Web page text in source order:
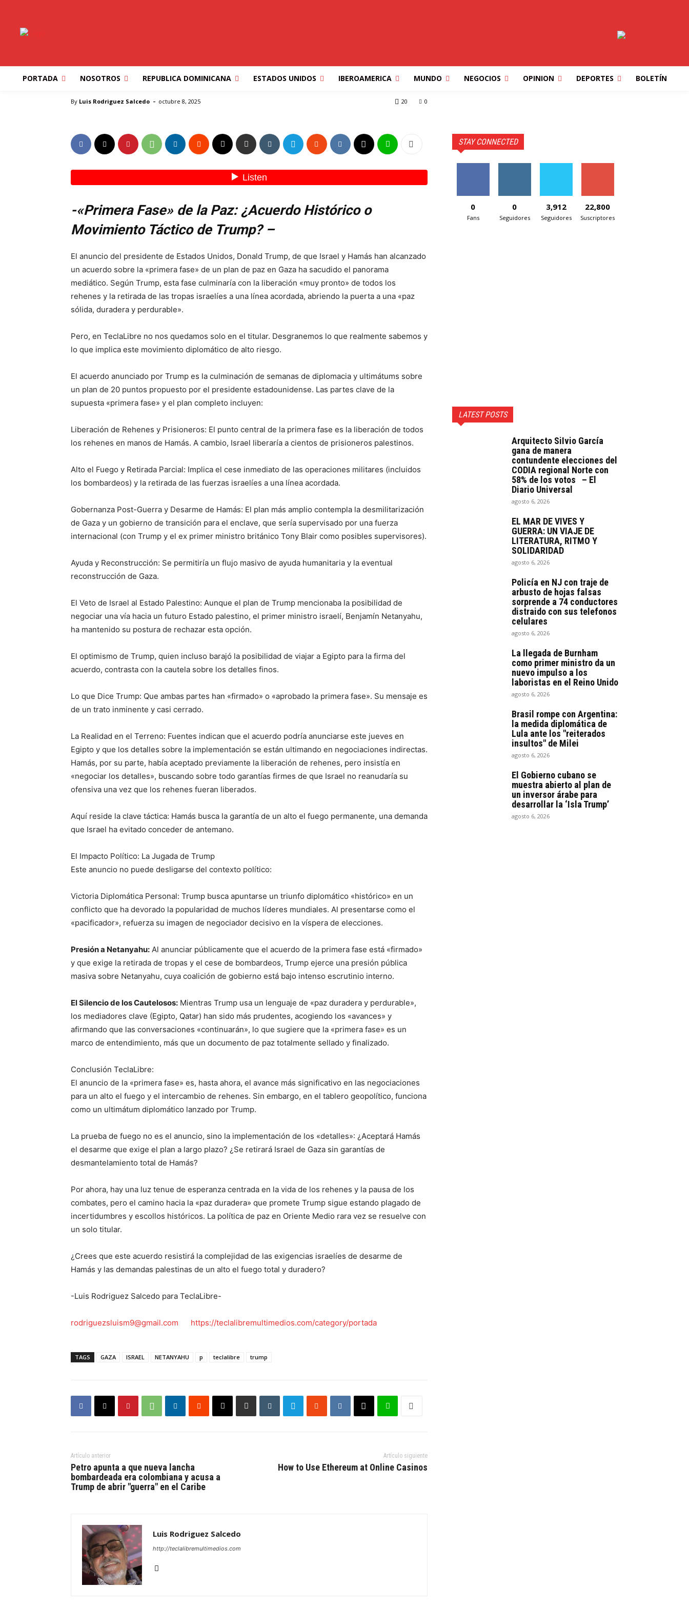
PORTADA NOSOTROS REPUBLICA DOMINICANA ESTADOS UNIDOS IBEROAMERICA MUNDO NEGOCIOS OPINION DEPORTES BOLETÍN
PAZ EN GAZA
By Luis Rodriguez Salcedo - octubre 8, 2025 0
20
-«Primera Fase» de la Paz: ¿Acuerdo Histórico o
Movimiento Táctico de Trump? –
El anuncio del presidente de Estados Unidos, Donald Trump, de que Israel y Hamás han alcanzado
un acuerdo sobre la «primera fase» de un plan de paz en Gaza ha sacudido el panorama
mediático. Según Trump, esta fase culminaría con la liberación «muy pronto» de todos los
rehenes y la retirada de las tropas israelíes a una línea acordada, abriendo la puerta a una «paz
sólida, duradera y perdurable».
Pero, en TeclaLibre no nos quedamos solo en el titular. Desgranemos lo que realmente sabemos y
lo que implica este movimiento diplomático de alto riesgo.
El acuerdo anunciado por Trump es la culminación de semanas de diplomacia y ultimátums sobre
un plan de 20 puntos propuesto por el presidente estadounidense. Las partes clave de la
supuesta «primera fase» y el plan completo incluyen:
Liberación de Rehenes y Prisioneros: El punto central de la primera fase es la liberación de todos
los rehenes en manos de Hamás. A cambio, Israel liberaría a cientos de prisioneros palestinos.
Alto el Fuego y Retirada Parcial: Implica el cese inmediato de las operaciones militares (incluidos
los bombardeos) y la retirada de las fuerzas israelíes a una línea acordada.
Gobernanza Post-Guerra y Desarme de Hamás: El plan más amplio contempla la desmilitarización
de Gaza y un gobierno de transición para el enclave, que sería supervisado por una fuerza
internacional (con Trump y el ex primer ministro británico Tony Blair como posibles supervisores).
Ayuda y Reconstrucción: Se permitiría un flujo masivo de ayuda humanitaria y la eventual
reconstrucción de Gaza.
El Veto de Israel al Estado Palestino: Aunque el plan de Trump mencionaba la posibilidad de
negociar una vía hacia un futuro Estado palestino, el primer ministro israelí, Benjamín Netanyahu,
ha mantenido su postura de rechazar esta opción.
El optimismo de Trump, quien incluso barajó la posibilidad de viajar a Egipto para la firma del
acuerdo, contrasta con la cautela sobre los detalles finos.
Lo que Dice Trump: Que ambas partes han «firmado» o «aprobado la primera fase». Su mensaje es
de un trato inminente y casi cerrado.
La Realidad en el Terreno: Fuentes indican que el acuerdo podría anunciarse este jueves en
Egipto y que los detalles sobre la implementación se están ultimando en negociaciones indirectas.
Hamás, por su parte, había aceptado previamente la liberación de rehenes, pero insistía en
«negociar los detalles», buscando sobre todo garantías firmes de que Israel no reanudaría su
ofensiva una vez que los rehenes fueran liberados.
Aquí reside la clave táctica: Hamás busca la garantía de un alto el fuego permanente, una demanda
que Israel ha evitado conceder de antemano.
El Impacto Político: La Jugada de Trump
Este anuncio no puede desligarse del contexto político:
Victoria Diplomática Personal: Trump busca apuntarse un triunfo diplomático «histórico» en un
conflicto que ha devorado la popularidad de muchos líderes mundiales. Al presentarse como el
«pacificador», refuerza su imagen de negociador decisivo en la víspera de elecciones.
Presión a Netanyahu: Al anunciar públicamente que el acuerdo de la primera fase está «firmado»
y que exige la retirada de tropas y el cese de bombardeos, Trump ejerce una presión pública
masiva sobre Netanyahu, cuya coalición de gobierno está bajo intenso escrutinio interno.
El Silencio de los Cautelosos: Mientras Trump usa un lenguaje de «paz duradera y perdurable»,
los mediadores clave (Egipto, Qatar) han sido más prudentes, acogiendo los «avances» y
afirmando que las conversaciones «continuarán», lo que sugiere que la «primera fase» es un
marco de entendimiento, más que un documento de paz totalmente sellado y finalizado.
Conclusión TeclaLibre:
El anuncio de la «primera fase» es, hasta ahora, el avance más significativo en las negociaciones
para un alto el fuego y el intercambio de rehenes. Sin embargo, en el tablero geopolítico, funciona
como un ultimátum diplomático lanzado por Trump.
La prueba de fuego no es el anuncio, sino la implementación de los «detalles»: ¿Aceptará Hamás
el desarme que exige el plan a largo plazo? ¿Se retirará Israel de Gaza sin garantías de
desmantelamiento total de Hamás?
Por ahora, hay una luz tenue de esperanza centrada en la vida de los rehenes y la pausa de los
combates, pero el camino hacia la «paz duradera» que promete Trump sigue estando plagado de
incertidumbres y escollos históricos. La política de paz en Oriente Medio rara vez se resuelve con
un solo titular.
¿Crees que este acuerdo resistirá la complejidad de las exigencias israelíes de desarme de
Hamás y las demandas palestinas de un alto el fuego total y duradero?
-Luis Rodriguez Salcedo para TeclaLibre-
rodriguezsluism9@gmail.com https://teclalibremultimedios.com/category/portada
TAGS GAZA ISRAEL NETANYAHU p teclalibre trump
Artículo anterior
Petro apunta a que nueva lancha
bombardeada era colombiana y acusa a
Trump de abrir "guerra" en el Caribe
Artículo siguiente
How to Use Ethereum at Online Casinos
Luis Rodriguez Salcedo
http://teclalibremultimedios.com
STAY CONNECTED
0
Fans
0
Seguidores
3,912
Seguidores
22,800
Suscriptores
LATEST POSTS
Arquitecto SiIvio García
gana de manera
contundente elecciones del
CODIA regional Norte con
58% de los votos – El
Diario Universal
agosto 6, 2026
EL MAR DE VIVES Y
GUERRA: UN VIAJE DE
LITERATURA, RITMO Y
SOLIDARIDAD
agosto 6, 2026
Policía en NJ con traje de
arbusto de hojas falsas
sorprende a 74 conductores
distraido con sus telefonos
celulares
agosto 6, 2026
La llegada de Burnham
como primer ministro da un
nuevo impulso a los
laboristas en el Reino Unido
agosto 6, 2026
Brasil rompe con Argentina:
la medida diplomática de
Lula ante los "reiterados
insultos" de Milei
agosto 6, 2026
El Gobierno cubano se
muestra abierto al plan de
un inversor árabe para
desarrollar la ‘Isla Trump’
agosto 6, 2026